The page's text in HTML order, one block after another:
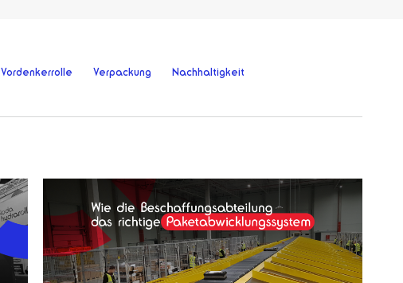
Vordenkerrolle Verpackung Nachhaltigkeit